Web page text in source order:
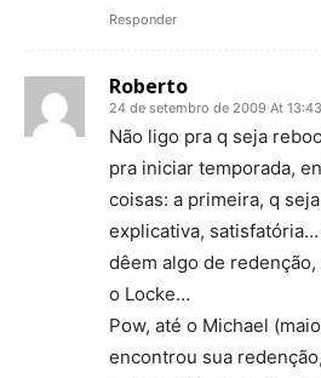
Responder
Roberto
24 de setembro de 2009 At 13:43
Não ligo pra q seja
pra iniciar temporada,
coisas: a primeira, q
explicativa,
dêem algo de
o Locke…
Pow, até o Michael
encontrou sua